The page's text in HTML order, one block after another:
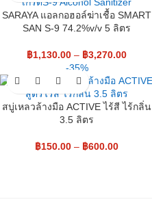
SARAYA แอลกอฮอล์ฆ่าเชื้อ SMART
SAN S-9 74.2%v/v 5 ลิตร
฿1,130.00 – ฿3,270.00
-35%
สบู่เหลวล้างมือ ACTIVE ไร้สี ไร้กลิ่น
3.5 ลิตร
฿150.00 – ฿600.00